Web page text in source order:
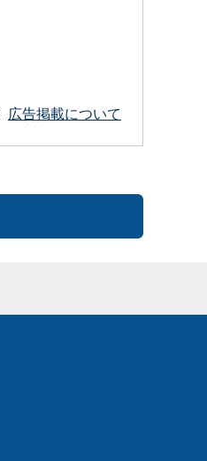
広告掲載について